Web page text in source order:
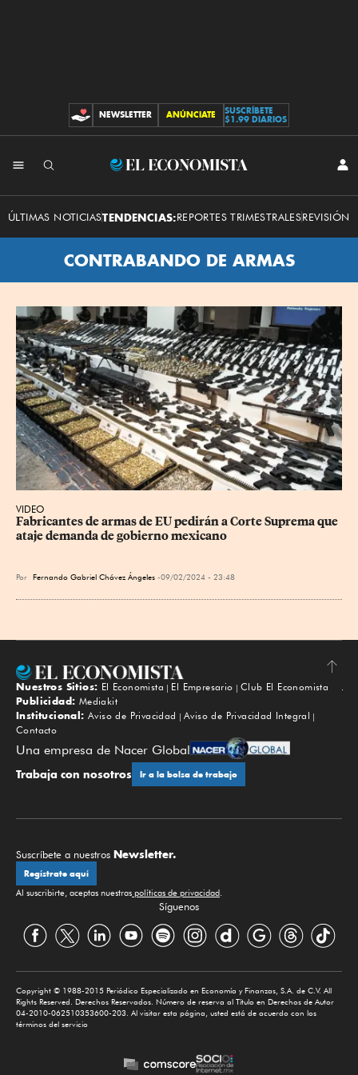
CONTRIBUCIONES
NEWSLETTER ANÚNCIATE
SUSCRÍBETE
$1.99 DIARIOS
El
Economista
ÚLTIMAS NOTICIASTENDENCIAS:REPORTES TRIMESTRALESREVISIÓN
CONTRABANDO DE ARMAS
VIDEO
Fabricantes de armas de EU pedirán a Corte Suprema que
ataje demanda de gobierno mexicano
Por Fernando Gabriel Chávez Ángeles 09/02/2024 - 23:48
Subir
Nuestros Sitios: El Economista El Empresario
Club El Economista
Publicidad: Mediakit
Institucional: Aviso de Privacidad
Aviso de Privacidad Integral
Contacto
Una empresa de Nacer Global
Trabaja con nosotros Ir a la bolsa de trabajo
Suscríbete a nuestros Newsletter.
Regístrate aquí
Al suscribirte, aceptas nuestras políticas de privacidad.
Síguenos
Copyright © 1988-2015 Periódico Especializado en Economía y Finanzas, S.A. de C.V. All
Rights Reserved. Derechos Reservados. Número de reserva al Título en Derechos de Autor
04-2010-062510353600-203. Al visitar esta página, usted está de acuerdo con los
términos del servicio